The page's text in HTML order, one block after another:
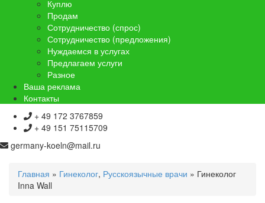
Куплю
Продам
Сотрудничество (спрос)
Сотрудничество (предложения)
Нуждаемся в услугах
Предлагаем услуги
Разное
Ваша реклама
Контакты
+ 49 172 3767859
+ 49 151 75115709
germany-koeln@mail.ru
Главная » Гинеколог, Русскоязычные врачи » Гинеколог
Inna Wall